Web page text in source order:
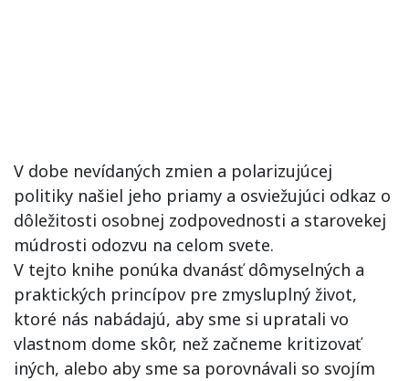
V dobe nevídaných zmien a polarizujúcej
politiky našiel jeho priamy a osviežujúci odkaz o
dôležitosti osobnej zodpovednosti a starovekej
múdrosti odozvu na celom svete.
V tejto knihe ponúka dvanásť dômyselných a
praktických princípov pre zmysluplný život,
ktoré nás nabádajú, aby sme si upratali vo
vlastnom dome skôr, než začneme kritizovať
iných, alebo aby sme sa porovnávali so svojím